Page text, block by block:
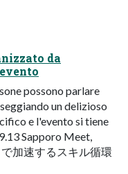
da
possono parlare
un delizioso
e l'evento si tiene
Sapporo Meet,
加速するスキル循環